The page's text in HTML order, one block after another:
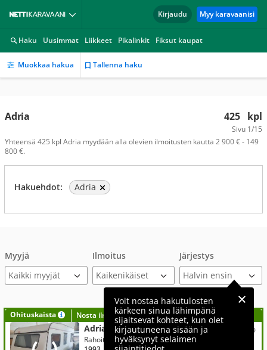
Kirjaudu Myy karavaanisi
Haku Uusimmat Liikkeet Pikalinkit Fiksut kaupat
Muokkaa hakua Tallenna haku
425 kpl
Sivu 1/15
Adria
Yhteensä 425 kpl Adria myydään alla olevien ilmoitusten kautta 2 900 € - 149
800 €.
Hakuehdot: Adria
Myyjä
Kaikki myyjät
Ilmoitus Järjestys
Voit nostaa hakutulosten
kärkeen sinua lähimpänä
sijaitsevat kohteet, kun olet
kirjautuneena sisään ja
hyväksynyt selaimen
Ohituskaista Nosta ilmoituksesi tähän?
Adria 522
Rahoitus ilman käsirahaa alk 79€ kk